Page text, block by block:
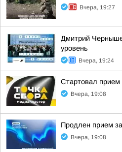
Вчера, 19:27
Дмитрий
уровень
Вчера, 19:24
Стартовал прием
Вчера, 19:08
Продлен прием
Вчера, 19:08